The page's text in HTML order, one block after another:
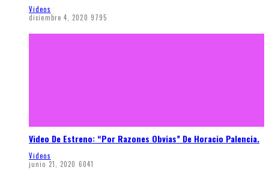
Videos
diciembre 4, 2020 9795
Video De Estreno: “Por Razones Obvias” De Horacio Palencia.
Videos
junio 21, 2020 6041